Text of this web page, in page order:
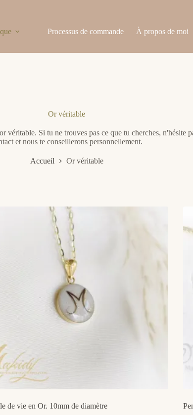
Processus de commande À propos de moi
Or véritable
Si tu ne trouves pas ce que tu cherches, n'hésite
et nous te conseillerons personnellement.
Accueil Or véritable
de vie en Or. 10mm de diamètre